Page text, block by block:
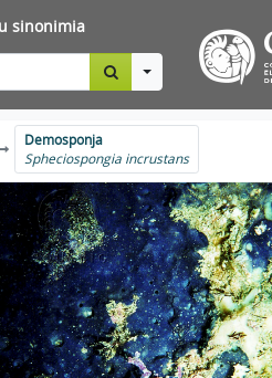
sinonimia
Toggle Dropdown
Demosponja
Spheciospongia incrustans